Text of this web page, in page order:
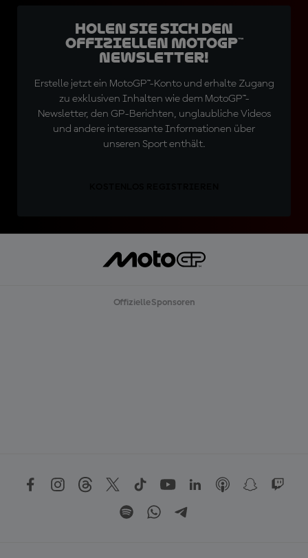
Holen Sie sich den
offiziellen MotoGP™
Newsletter!
Erstelle jetzt ein MotoGP™-Konto und erhalte Zugang
zu exklusiven Inhalten wie dem MotoGP™-
Newsletter, den GP-Berichten, unglaubliche Videos
und andere interessante Informationen über
unseren Sport enthält.
Offizielle Sponsoren